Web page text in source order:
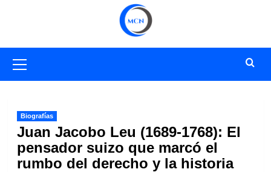
primario
Biografías
Juan Jacobo Leu (1689-1768): El
pensador suizo que marcó el
rumbo del derecho y la historia